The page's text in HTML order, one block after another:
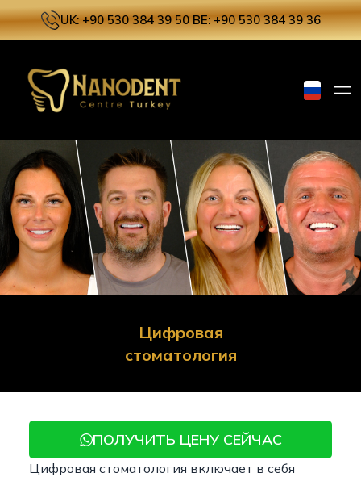
UK: +90 530 384 39 50 BE: +90 530 384 39 36
Цифровая
стоматология
ПОЛУЧИТЬ ЦЕНУ СЕЙЧАС
Цифровая стоматология включает в себя